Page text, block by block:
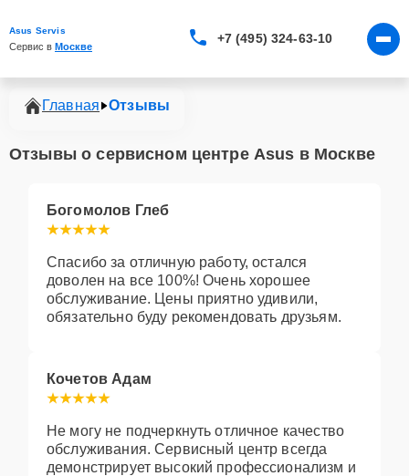
Asus Servis
Сервис в Москве
+7 (495) 324-63-10
Главная Отзывы
Отзывы о сервисном центре Asus в Москве
Богомолов Глеб
Спасибо за отличную работу, остался
доволен на все 100%! Очень хорошее
обслуживание. Цены приятно удивили,
обязательно буду рекомендовать друзьям.
Кочетов Адам
Не могу не подчеркнуть отличное качество
обслуживания. Сервисный центр всегда
демонстрирует высокий профессионализм и